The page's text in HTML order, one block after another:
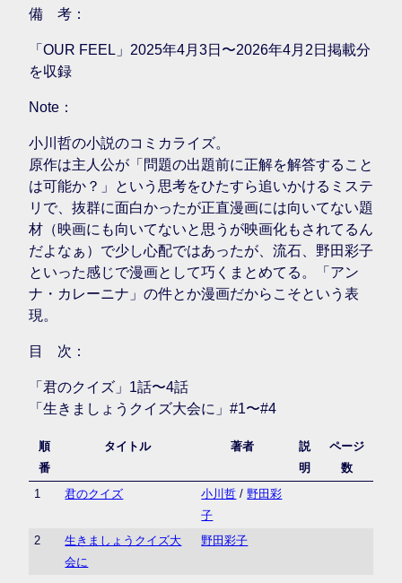
備 考：
「OUR FEEL」2025年4月3日〜2026年4月2日掲載分
を収録
Note：
小川哲の小説のコミカライズ。
原作は主人公が「問題の出題前に正解を解答すること
は可能か？」という思考をひたすら追いかけるミステ
リで、抜群に面白かったが正直漫画には向いてない題
材（映画にも向いてないと思うが映画化もされてるん
だよなぁ）で少し心配ではあったが、流石、野田彩子
といった感じで漫画として巧くまとめてる。「アン
ナ・カレーニナ」の件とか漫画だからこそという表
現。
目 次：
「君のクイズ」1話〜4話
「生きましょうクイズ大会に」#1〜#4
順
番
タイトル 著者
説
明
ページ
数
1
君のクイズ 小川哲 /野田彩
子
2
生きましょうクイズ大
会に
野田彩子